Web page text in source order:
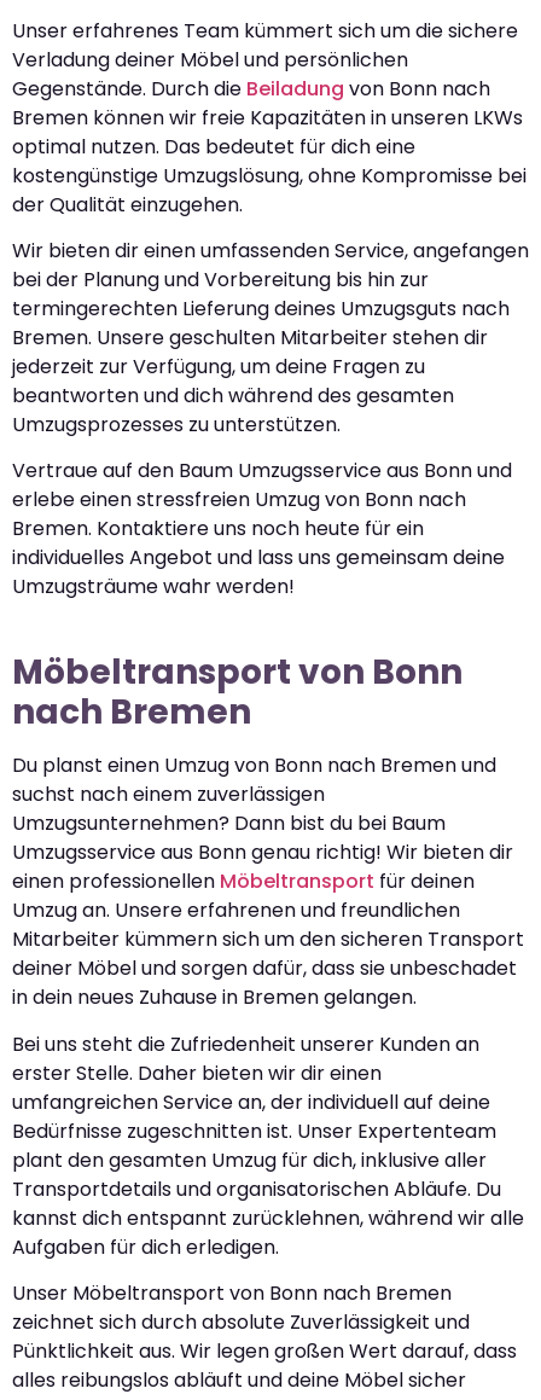
Unser erfahrenes Team kümmert sich um die sichere
Verladung deiner Möbel und persönlichen
Gegenstände. Durch die Beiladung von Bonn nach
Bremen können wir freie Kapazitäten in unseren LKWs
optimal nutzen. Das bedeutet für dich eine
kostengünstige Umzugslösung, ohne Kompromisse bei
der Qualität einzugehen.
Wir bieten dir einen umfassenden Service, angefangen
bei der Planung und Vorbereitung bis hin zur
termingerechten Lieferung deines Umzugsguts nach
Bremen. Unsere geschulten Mitarbeiter stehen dir
jederzeit zur Verfügung, um deine Fragen zu
beantworten und dich während des gesamten
Umzugsprozesses zu unterstützen.
Vertraue auf den Baum Umzugsservice aus Bonn und
erlebe einen stressfreien Umzug von Bonn nach
Bremen. Kontaktiere uns noch heute für ein
individuelles Angebot und lass uns gemeinsam deine
Umzugsträume wahr werden!
Möbeltransport von Bonn
nach Bremen
Du planst einen Umzug von Bonn nach Bremen und
suchst nach einem zuverlässigen
Umzugsunternehmen? Dann bist du bei Baum
Umzugsservice aus Bonn genau richtig! Wir bieten dir
einen professionellen Möbeltransport für deinen
Umzug an. Unsere erfahrenen und freundlichen
Mitarbeiter kümmern sich um den sicheren Transport
deiner Möbel und sorgen dafür, dass sie unbeschadet
in dein neues Zuhause in Bremen gelangen.
Bei uns steht die Zufriedenheit unserer Kunden an
erster Stelle. Daher bieten wir dir einen
umfangreichen Service an, der individuell auf deine
Bedürfnisse zugeschnitten ist. Unser Expertenteam
plant den gesamten Umzug für dich, inklusive aller
Transportdetails und organisatorischen Abläufe. Du
kannst dich entspannt zurücklehnen, während wir alle
Aufgaben für dich erledigen.
Unser Möbeltransport von Bonn nach Bremen
zeichnet sich durch absolute Zuverlässigkeit und
Pünktlichkeit aus. Wir legen großen Wert darauf, dass
alles reibungslos abläuft und deine Möbel sicher